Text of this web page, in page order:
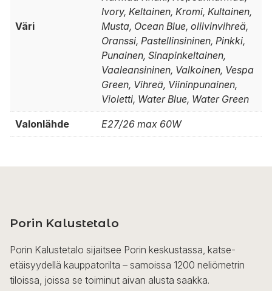
Väri
Ivory, Keltainen, Kromi, Kultainen,
Musta, Ocean Blue, oliivinvihreä,
Oranssi, Pastellinsininen, Pinkki,
Punainen, Sinapinkeltainen,
Vaaleansininen, Valkoinen, Vespa
Green, Vihreä, Viininpunainen,
Violetti, Water Blue, Water Green
Valonlähde E27/26 max 60W
Porin Kalustetalo
Porin Kalustetalo sijaitsee Porin keskustassa, katse-
etäisyydellä kauppatorilta – samoissa 1200 neliömetrin
tiloissa, joissa se toiminut aivan alusta saakka.